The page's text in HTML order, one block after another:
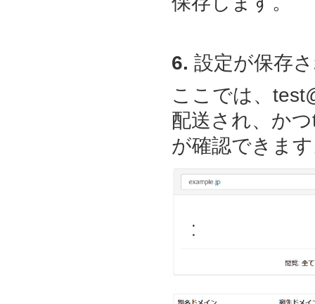
6. 設定が保存
ここでは、
配送され、か
が確認できま